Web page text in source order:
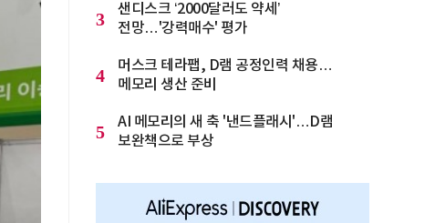
3
샌디스크 ‘2000달러도 약세’
전망…'강력매수' 평가
4
머스크 테라팹, D램 공정인력 채용…
메모리 생산 준비
5
AI 메모리의 새 축 '낸드플래시'…D램
보완책으로 부상